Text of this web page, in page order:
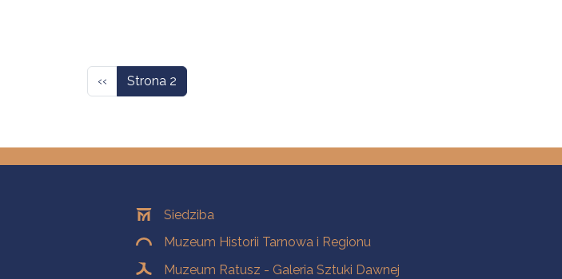
Poprzednia strona
‹‹ Strona 2
OddziałySiedziba
Muzeum Historii Tarnowa i Regionu
Muzeum Ratusz - Galeria Sztuki Dawnej